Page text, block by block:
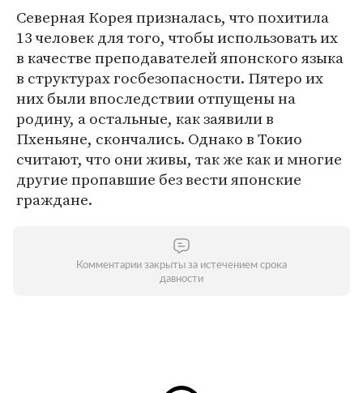
Северная Корея призналась, что похитила
13 человек для того, чтобы использовать их
в качестве преподавателей японского языка
в структурах госбезопасности. Пятеро их
них были впоследствии отпущены на
родину, а остальные, как заявили в
Пхеньяне, скончались. Однако в Токио
считают, что они живы, так же как и многие
другие пропавшие без вести японские
граждане.
Комментарии закрыты за истечением срока
давности